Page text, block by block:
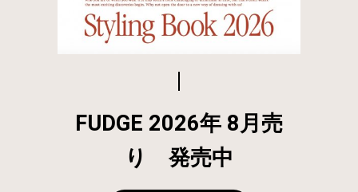
FUDGE 2026年 8月売
り 発売中